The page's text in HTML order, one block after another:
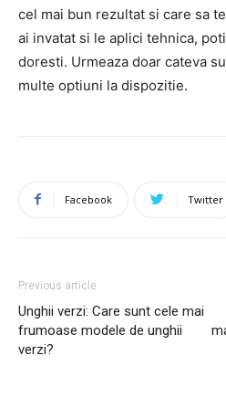
cel mai bun rezultat si care sa
ai invatat si le aplici tehnica,
doresti. Urmeaza doar cateva
multe optiuni la dispozitie.
Facebook Twitter
Previous article
Unghii verzi: Care sunt cele mai
frumoase modele de unghii
verzi?